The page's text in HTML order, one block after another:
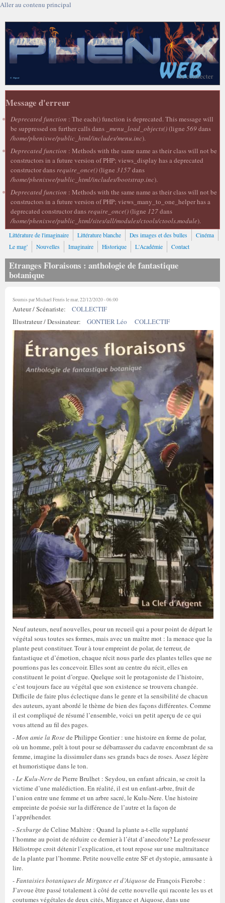
Aller au contenu principal
Se connecter
Message d'erreur
Deprecated function : The each() function is deprecated. This message will
be suppressed on further calls dans _menu_load_objects()(ligne 569dans
/home/phenixwe/public_html/includes/menu.inc).
Deprecated function : Methods with the same name as their class will not be
constructors in a future version of PHP; views_display has a deprecated
constructor dansrequire_once()(ligne 3157dans
/home/phenixwe/public_html/includes/bootstrap.inc).
Deprecated function : Methods with the same name as their class will not be
constructors in a future version of PHP; views_many_to_one_helper has a
deprecated constructor dansrequire_once()(ligne 127dans
/home/phenixwe/public_html/sites/all/modules/ctools/ctools.module).
Littérature de l'imaginaire Littérature blanche Des images et des bulles
Cinéma
Le mag'
Nouvelles Imaginaire Historique L'Académie Contact
Etranges Floraisons : anthologie de fantastique
botanique
Soumis parMichael Fenrisle mar, 22/12/2020 - 06:00
Auteur / Scénariste:
COLLECTIF
Illustrateur / Dessinateur:
GONTIER Léo COLLECTIF
Neuf auteurs, neuf nouvelles, pour un recueil qui a pour point de départ le
végétal sous toutes ses formes, mais avec un maître mot : la menace que la
plante peut constituer. Tour à tour empreint de polar, de terreur, de
fantastique et d’émotion, chaque récit nous parle des plantes telles que ne
pourrions pas les concevoir. Elles sont au centre du récit, elles en
constituent le point d’orgue. Quelque soit le protagoniste de l’histoire,
c’est toujours face au végétal que son existence se trouvera changée.
Difficile de faire plus éclectique dans le genre et la sensibilité de chacun
des auteurs, ayant abordé le thème de bien des façons différentes. Comme
il est compliqué de résumé l’ensemble, voici un petit aperçu de ce qui
vous attend au fil des pages.
-Mon amie la Rosede Philippe Gontier : une histoire en forme de polar,
où un homme, prêt à tout pour se débarrasser du cadavre encombrant de sa
femme, imagine la dissimuler dans ses grands bacs de roses. Assez légère
et humoristique dans le ton.
-Le Kulu-Nerede Pierre Brulhet : Seydou, un enfant africain, se croit la
victime d’une malédiction. En réalité, il est un enfant-arbre, fruit de
l’union entre une femme et un arbre sacré, le Kulu-Nere. Une histoire
empreinte de poésie sur la différence de l’autre et la façon de
l’appréhender.
-Sexburgede Celine Maltère : Quand la plante a-t-elle supplanté
l’homme au point de réduire ce dernier à l’état d’anecdote? Le professeur
Héliotrope croit détenir l’explication, et tout repose sur une maltraitance
de la plante par l’homme. Petite nouvelle entre SF et dystopie, amusante à
lire.
-Fantaisies botaniquesde Mirgance et d’Aiquosede François Fierobe :
J’avoue être passé totalement à côté de cette nouvelle qui raconte les us et
coutumes végétales de deux cités, Mirgance et Aiquose, dans une